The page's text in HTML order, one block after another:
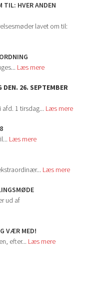
TIL: HVER ANDEN
lavet om til:
Læs mere
26. SEPTEMBER
1 tirsdag... Læs mere
Læs mere
Læs mere
ud af
VÆR MED!
efter... Læs mere